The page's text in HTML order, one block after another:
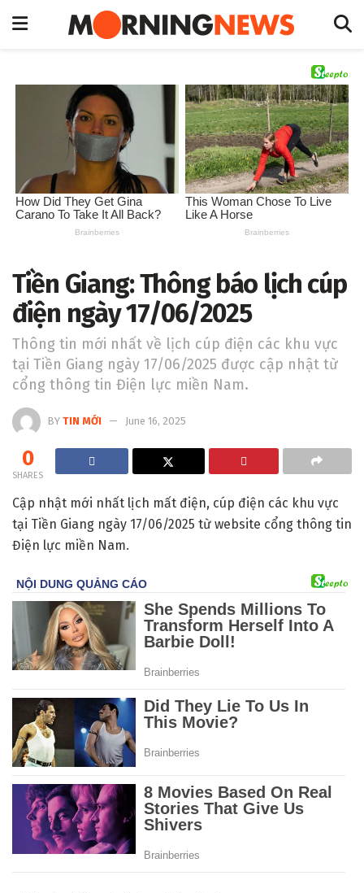
Tiền Giang: Thông báo lịch cúp
điện ngày 17/06/2025
Thông tin mới nhất về lịch cúp điện các khu vực
tại Tiền Giang ngày 17/06/2025 được cập nhật từ
cổng thông tin Điện lực miền Nam.
BY TIN MỚI June 16, 2025
0
SHARES
Cập nhật mới nhất lịch mất điện, cúp điện các khu vực
tại Tiền Giang ngày 17/06/2025 từ website cổng thông tin
Điện lực miền Nam.